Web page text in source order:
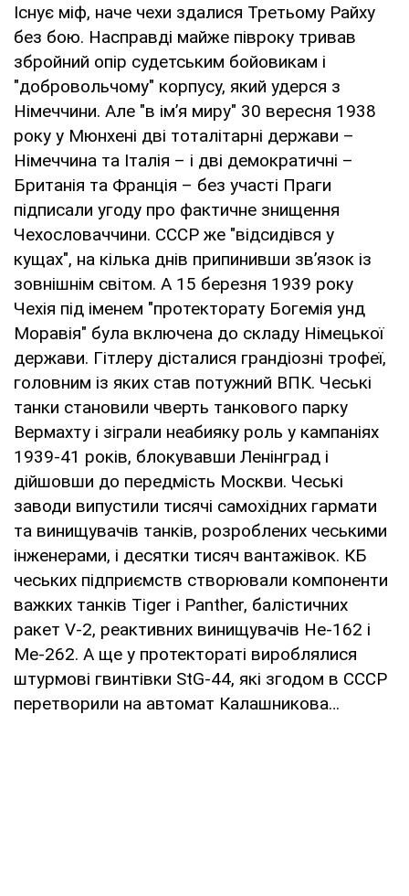
Існує міф, наче чехи здалися Третьому Райху
без бою. Насправді майже півроку тривав
збройний опір судетським бойовикам і
"добровольчому" корпусу, який удерся з
Німеччини. Але "в ім’я миру" 30 вересня 1938
року у Мюнхені дві тоталітарні держави –
Німеччина та Італія – і дві демократичні –
Британія та Франція – без участі Праги
підписали угоду про фактичне знищення
Чехословаччини. СССР же "відсидівся у
кущах", на кілька днів припинивши зв’язок із
зовнішнім світом. А 15 березня 1939 року
Чехія під іменем "протекторату Богемія унд
Моравія" була включена до складу Німецької
держави. Гітлеру дісталися грандіозні трофеї,
головним із яких став потужний ВПК. Чеські
танки становили чверть танкового парку
Вермахту і зіграли неабияку роль у кампаніях
1939-41 років, блокувавши Ленінград і
дійшовши до передмість Москви. Чеські
заводи випустили тисячі самохідних гармати
та винищувачів танків, розроблених чеськими
інженерами, і десятки тисяч вантажівок. КБ
чеських підприємств створювали компоненти
важких танків Tiger і Panther, балістичних
ракет V-2, реактивних винищувачів He-162 і
Me-262. А ще у протектораті вироблялися
штурмові гвинтівки StG-44, які згодом в СССР
перетворили на автомат Калашникова…